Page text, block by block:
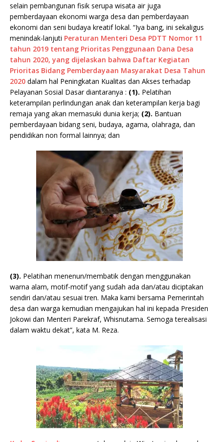
selain pembangunan fisik serupa wisata air juga
pemberdayaan ekonomi warga desa dan pemberdayaan
ekonomi dan seni budaya kreatif lokal. “Iya bang, ini sekaligus
menindak-lanjuti Peraturan Menteri Desa PDTT Nomor 11
tahun 2019 tentang Prioritas Penggunaan Dana Desa
tahun 2020, yang dijelaskan bahwa Daftar Kegiatan
Prioritas Bidang Pemberdayaan Masyarakat Desa Tahun
2020 dalam hal Peningkatan Kualitas dan Akses terhadap
Pelayanan Sosial Dasar diantaranya : (1). Pelatihan
keterampilan perlindungan anak dan keterampilan kerja bagi
remaja yang akan memasuki dunia kerja; (2). Bantuan
pemberdayaan bidang seni, budaya, agama, olahraga, dan
pendidikan non formal lainnya; dan
(3). Pelatihan menenun/membatik dengan menggunakan
warna alam, motif-motif yang sudah ada dan/atau diciptakan
sendiri dan/atau sesuai tren. Maka kami bersama Pemerintah
desa dan warga kemudian mengajukan hal ini kepada Presiden
Jokowi dan Menteri Parekraf, Whisnutama. Semoga terealisasi
dalam waktu dekat”, kata M. Reza.